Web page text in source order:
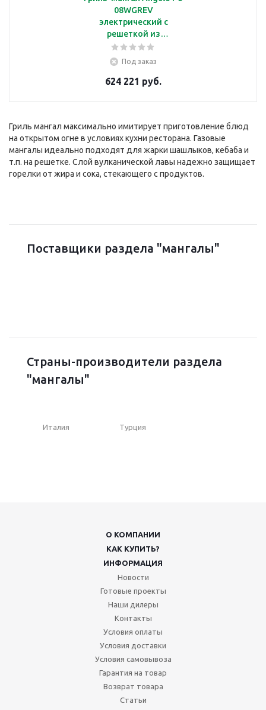
08WGREV
электрический с
решеткой из
эмалированного чугуна,
линия Omega
Под заказ
624 221 руб.
Гриль мангал максимально имитирует приготовление блюд
на открытом огне в условиях кухни ресторана. Газовые
мангалы идеально подходят для жарки шашлыков, кебаба и
т.п. на решетке. Слой вулканической лавы надежно защищает
горелки от жира и сока, стекающего с продуктов.
Поставщики раздела "мангалы"
Страны-производители раздела
"мангалы"
Италия Турция
О КОМПАНИИ
КАК КУПИТЬ?
ИНФОРМАЦИЯ
Новости
Готовые проекты
Наши дилеры
Контакты
Условия оплаты
Условия доставки
Условия самовывоза
Гарантия на товар
Возврат товара
Статьи